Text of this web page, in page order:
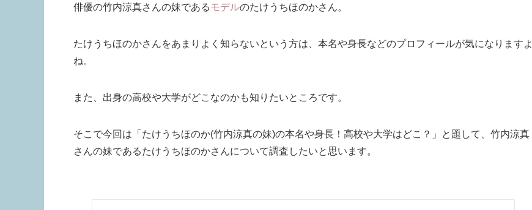
俳優の竹内涼真さんの妹であるモデルのたけうちほのかさん。
たけうちほのかさんをあまりよく知らないという方は、本名や身長などのプロフィールが気になりますよ
ね。
また、出身の高校や大学がどこなのかも知りたいところです。
そこで今回は「たけうちほのか(竹内涼真の妹)の本名や身長！高校や大学はどこ？」と題して、竹内涼真
さんの妹であるたけうちほのかさんについて調査したいと思います。